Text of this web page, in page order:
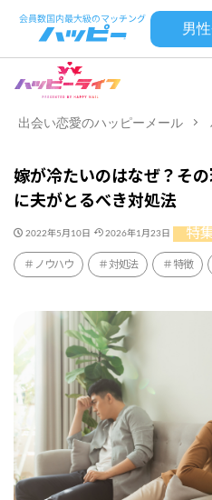
男
出会い恋愛のハッピーメール
嫁が冷たいのはなぜ？そ
に夫がとるべき対処法
2022年5月10日 2026年1月23日 特
ノウハウ 対処法 特徴